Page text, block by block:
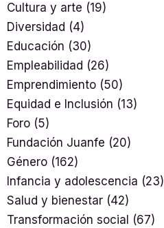
Cultura y arte (19)
Diversidad (4)
Educación (30)
Empleabilidad (26)
Emprendimiento (50)
Equidad e Inclusión (13)
Foro (5)
Fundación Juanfe (20)
Género (162)
Infancia y adolescencia (23)
Salud y bienestar (42)
Transformación social (67)